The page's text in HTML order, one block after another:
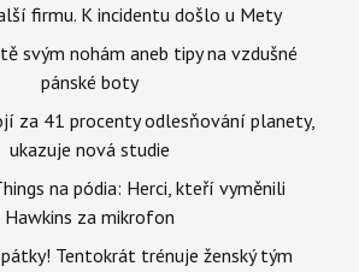
firmu. K incidentu došlo u Mety
svým nohám aneb tipy na vzdušné
pánské boty
za 41 procenty odlesňování planety,
ukazuje nová studie
na pódia: Herci, kteří vyměnili
Hawkins za mikrofon
Tentokrát trénuje ženský tým